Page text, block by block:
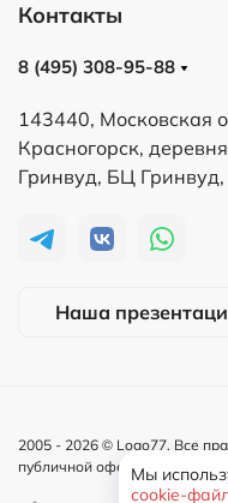
Контакты
8 (495) 308-95-88
143440, Московская
Красногорск,
Гринвуд, БЦ Гринвуд,
Наша
2005 - 2026 © Logo77. Все
публичной офертой и носит
Мы
cookie-